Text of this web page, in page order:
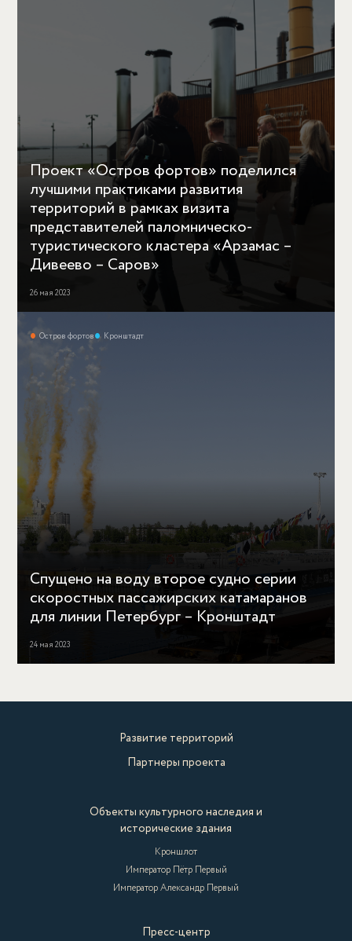
Проект «Остров фортов» поделился
лучшими практиками развития
территорий в рамках визита
представителей паломническо-
туристического кластера «Арзамас –
Дивеево – Саров»
26 мая 2023
Остров фортов Кронштадт
Спущено на воду второе судно серии
скоростных пассажирских катамаранов
для линии Петербург – Кронштадт
24 мая 2023
Развитие территорий
Партнеры проекта
Объекты культурного наследия и
исторические здания
Кроншлот
Император Пётр Первый
Император Александр Первый
Пресс-центр